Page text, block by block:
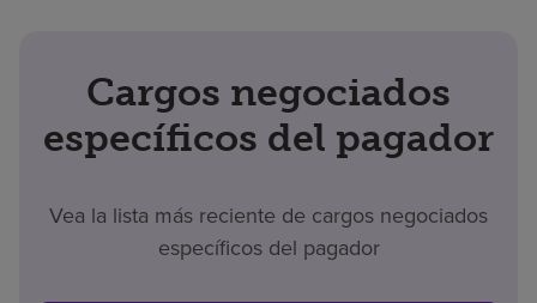
Cargos negociados
específicos del pagador
Vea la lista más reciente de cargos negociados
específicos del pagador